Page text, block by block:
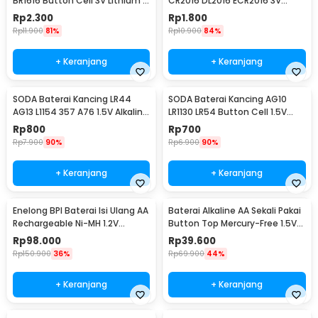
PCS
Rp2.300
Rp11.900 81%
+ Keranjang
Lithium 1 PCS
Rp1.800
Rp10.900 84%
+ Keranjang
SODA Baterai Kancing LR44
AG13 L1154 357 A76 1.5V Alkaline
1 PCS
Rp800
Rp7.900 90%
+ Keranjang
SODA Baterai Kancing AG10
LR1130 LR54 Button Cell 1.5V
Alkaline 1 PCS
Rp700
Rp6.900 90%
+ Keranjang
Enelong BPI Baterai Isi Ulang AA
Rechargeable Ni-MH 1.2V
2700mAh 4 PCS
Rp98.000
Rp150.900 36%
+ Keranjang
Baterai Alkaline AA Sekali Pakai
Button Top Mercury-Free 1.5V
10 PCS - Zi5
Rp39.600
Rp69.900 44%
+ Keranjang